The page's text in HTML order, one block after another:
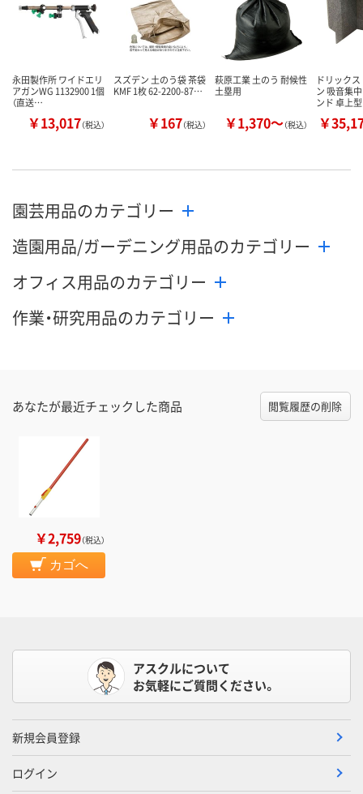
永田製作所 ワイドエリ
アガンWG 1132900 1個
（直送…
￥13,017（税込）
スズデン 土のう袋 茶袋
KMF 1枚 62-2200-87…
￥167（税込）
萩原工業 土のう 耐候性
土塁用
￥1,370～（税込）
ドリック
ン 吸音集
ンド 卓上
￥
園芸用品のカテゴリー
造園用品/ガーデニング用品のカテゴリー
オフィス用品のカテゴリー
作業・研究用品のカテゴリー
あなたが最近チェックした商品 閲覧履歴の削除
￥2,759（税込）
カゴへ
アスクルについて
お気軽にご質問ください。
新規会員登録
ログイン